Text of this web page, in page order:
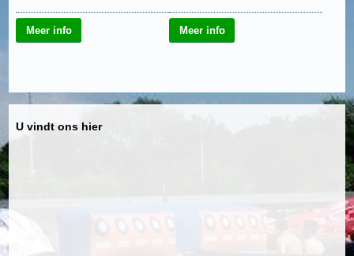
Meer info Meer info
U vindt ons hier